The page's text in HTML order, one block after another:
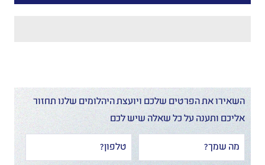
השאירו את הפרטים שלכם ויועצת היהלומים שלנו תחזור
אליכם ותענה על כל שאלה שיש לכם